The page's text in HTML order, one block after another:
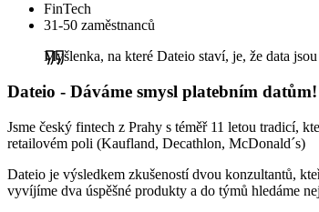
FinTech
31-50 zaměstnanců
Myšlenka, na které Dateio staví, je, že data
Dateio - Dáváme smysl platebním datům!
Jsme český fintech z Prahy s téměř 11 letou tradicí,
retailovém poli (Kaufland, Decathlon, McDonald´s)
Dateio je výsledkem zkušeností dvou konzultantů,
vyvíjíme dva úspěšné produkty a do týmů hledáme